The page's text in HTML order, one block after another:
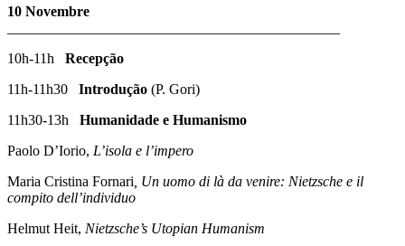
10 Novembre
10h-11h Recepção
11h-11h30 Introdução (P. Gori)
11h30-13h Humanidade e Humanismo
Paolo D’Iorio, L’isola e l’impero
Maria Cristina Fornari , Un uomo di là da venire: Nietzsche e il
compito dell’individuo
Helmut Heit, Nietzsche’s Utopian Humanism